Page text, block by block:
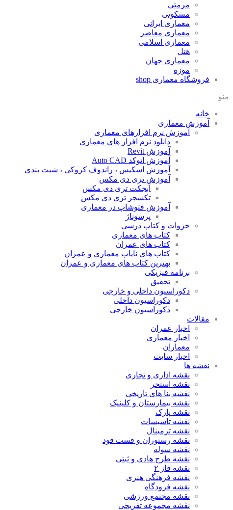
مرمتی
مسکونی
معماری ایرانی
معماری معاصر
معماری اسلامی
هتل
معماری جهان
موزه
فروشگاه معماری shop
منو
خانه
آموزش معماری
آموزش نرم افزارهای معماری
دانلود نرم افزار های معماری
آموزش Revit
آموزش اتوکد Auto CAD
آموزش اسکیس ، راندوف کروکی ، شیت بندی
آموزش تری دی مکس
آبجکت تری دی مکس
تکسچر تری دی مکس
آموزش فتوشاپ در معماری
پرسوناژ
جزوات و کتاب درسی
کتاب های معماری
کتاب های عمران
کتاب های نایاب معماری و عمران
بهترین کتاب های معماری و عمران
برنامه فیزیکی
تحقیق
دکوراسیون داخلی و خارجی
دکوراسیون داخلی
دکوراسیون خارجی
مقالات
اخبار عمران
اخبار معماری
معماران
اخبار سایت
نقشه ها
نقشه اداری و تجاری
نقشه استخر
نقشه بنا های تاریخی
نقشه بیمارستان و کلینیک
نقشه پارک
نقشه تاسیسات
نقشه ترمینال
نقشه رستوران و فست فود
نقشه سوله
نقشه طرح هادی و ثبتی
نقشه فاز ۲
نقشه فرهنگی هنری
نقشه فرودگاه
نقشه مجتمع ورزشی
نقشه مجموعه تفریحی